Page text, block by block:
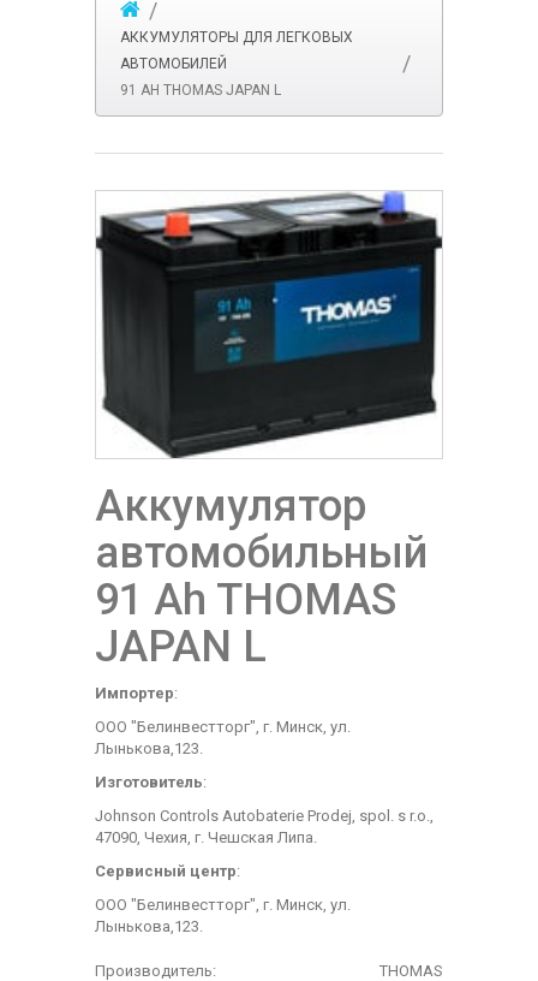
АККУМУЛЯТОРЫ ДЛЯ ЛЕГКОВЫХ
АВТОМОБИЛЕЙ
91 AH THOMAS JAPAN L
Аккумулятор
автомобильный
91 Ah THOMAS
JAPAN L
Импортер:
ООО "Белинвестторг", г. Минск, ул.
Лынькова,123.
Изготовитель:
Johnson Controls Autobaterie Prodej, spol. s r.o.,
47090, Чехия, г. Чешская Липа.
Сервисный центр:
ООО "Белинвестторг", г. Минск, ул.
Лынькова,123.
Производитель:
THOMAS